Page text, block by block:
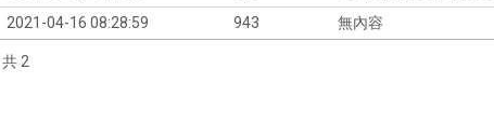
2021-04-16 08:28:59 943 無內容
2